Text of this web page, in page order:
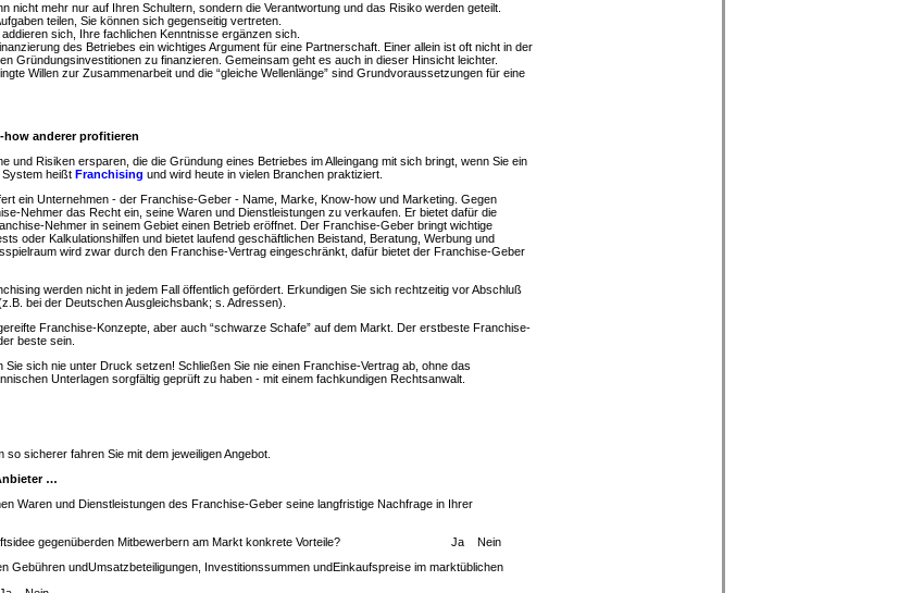
nicht mehr nur auf Ihren Schultern, sondern die Verantwortung und das Risiko werden geteilt.
teilen, Sie können sich gegenseitig vertreten.
sich, Ihre fachlichen Kenntnisse ergänzen sich.
des Betriebes ein wichtiges Argument für eine Partnerschaft. Einer allein ist oft nicht in der
Gründungsinvestitionen zu finanzieren. Gemeinsam geht es auch in dieser Hinsicht leichter.
Willen zur Zusammenarbeit und die “gleiche Wellenlänge” sind Grundvoraussetzungen für eine
anderer profitieren
und Risiken ersparen, die die Gründung eines Betriebes im Alleingang mit sich bringt, wenn Sie ein
heißt Franchising und wird heute in vielen Branchen praktiziert.
ein Unternehmen - der Franchise-Geber - Name, Marke, Know-how und Marketing. Gegen
Nehmer das Recht ein, seine Waren und Dienstleistungen zu verkaufen. Er bietet dafür die
Nehmer in seinem Gebiet einen Betrieb eröffnet. Der Franchise-Geber bringt wichtige
oder Kalkulationshilfen und bietet laufend geschäftlichen Beistand, Beratung, Werbung und
wird zwar durch den Franchise-Vertrag eingeschränkt, dafür bietet der Franchise-Geber
werden nicht in jedem Fall öffentlich gefördert. Erkundigen Sie sich rechtzeitig vor Abschluß
bei der Deutschen Ausgleichsbank; s. Adressen).
Franchise-Konzepte, aber auch “schwarze Schafe” auf dem Markt. Der erstbeste Franchise-
beste sein.
Sie sich nie unter Druck setzen! Schließen Sie nie einen Franchise-Vertrag ab, ohne das
Unterlagen sorgfältig geprüft zu haben - mit einem fachkundigen Rechtsanwalt.
sicherer fahren Sie mit dem jeweiligen Angebot.
…
Waren und Dienstleistungen des Franchise-Geber seine langfristige Nachfrage in Ihrer
gegenüberden Mitbewerbern am Markt konkrete Vorteile? Ja Nein
Gebühren undUmsatzbeteiligungen, Investitionssummen undEinkaufspreise im marktüblichen